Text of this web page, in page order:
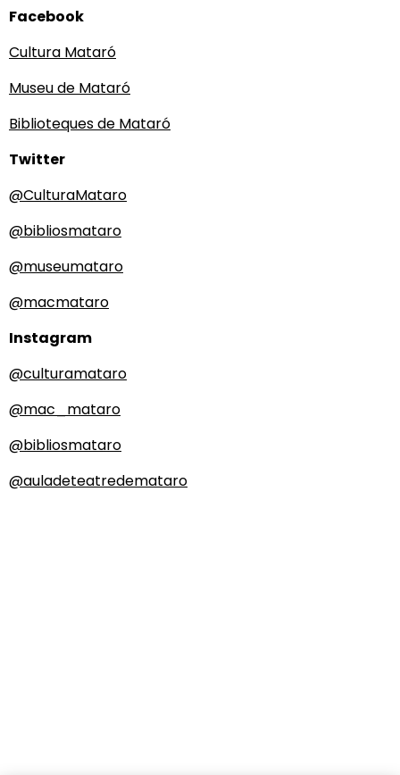
Facebook
Cultura Mataró
Museu de Mataró
Biblioteques de Mataró
Twitter
@CulturaMataro
@bibliosmataro
@museumataro
@macmataro
Instagram
@culturamataro
@mac_mataro
@bibliosmataro
@auladeteatredemataro